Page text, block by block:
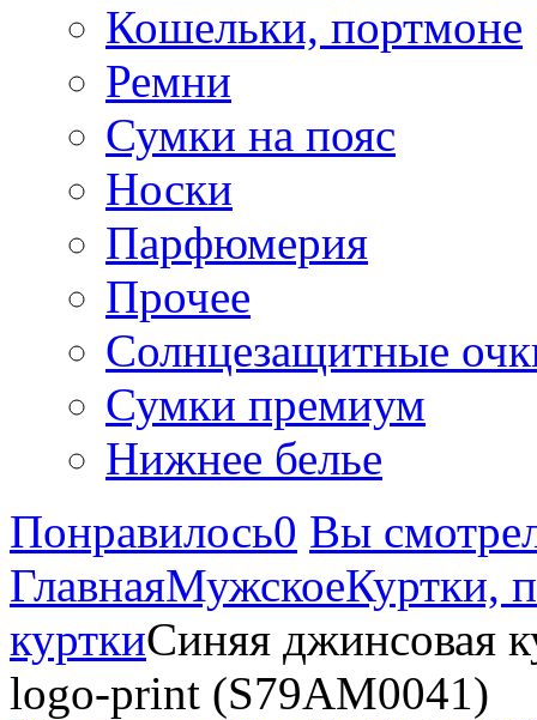
Кошельки, портмоне
Ремни
Сумки на пояс
Носки
Парфюмерия
Прочее
Солнцезащитные
Сумки премиум
Нижнее белье
Понравилось0 Вы
ГлавнаяМужскоеКуртки,
курткиСиняя джинсовая
logo-print (S79AM0041)